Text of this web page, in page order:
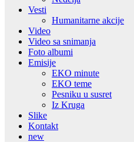
Vesti
Humanitarne akcije
Video
Video sa snimanja
Foto albumi
Emisije
EKO minute
EKO teme
Pesniku u susret
Iz Kruga
Slike
Kontakt
new